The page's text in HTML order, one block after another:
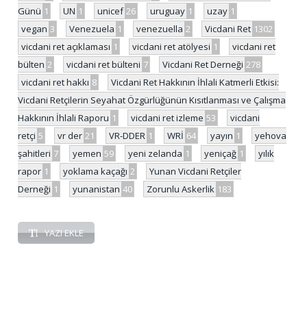
Günü 1 UN 1 unicef 26 uruguay 1 uzay 1
vegan 3 Venezuela 1 venezuella 2 Vicdani Ret 1302
vicdani ret açıklaması 1 vicdani ret atölyesi 1
vicdani ret
bülten 2 vicdani ret bülteni 7 Vicdani Ret Derneği 278
vicdani ret hakkı 8
Vicdani Ret Hakkının İhlali Katmerli Etkisi:
Vicdani Retçilerin Seyahat Özgürlüğünün Kısıtlanması ve Çalışma
Hakkının İhlali Raporu 1 vicdani ret izleme 53
vicdani
retçi 5 vr der 21 VR-DDER 1 WRİ 64 yayın 1
yehova
şahitleri 7 yemen 59 yeni zelanda 1 yeniçağ 1
yılık
rapor 1 yoklama kaçağı 2
Yunan Vicdani Retçiler
Derneği 1 yunanistan 40 Zorunlu Askerlik 183
YAZI EKLE